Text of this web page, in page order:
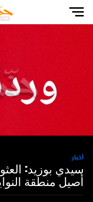
أخبار
سيدي بوزيد:
أصيل منطقة